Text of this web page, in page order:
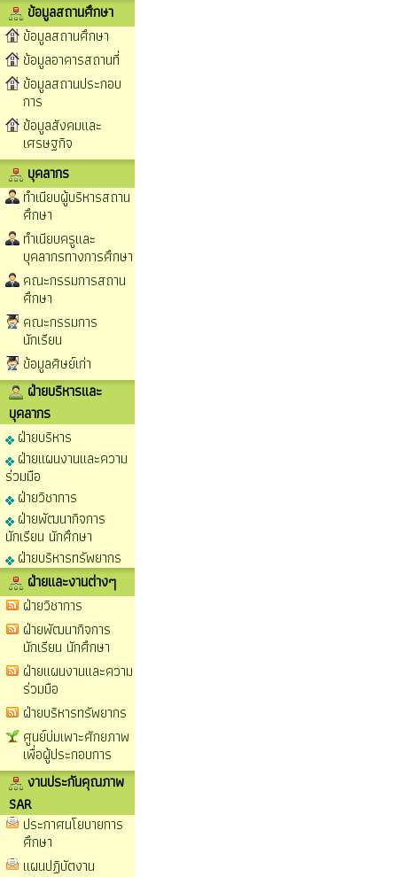
ข้อมูลสถานศึกษา
ข้อมูลสถานศึกษา
ข้อมูลอาคารสถานที่
ข้อมูลสถานประกอบ
การ
ข้อมูลสังคมและ
เศรษฐกิจ
บุคลากร
ทำเนียบผู้บริหารสถาน
ศึกษา
ทำเนียบครูและ
บุคลากรทางการศึกษา
คณะกรรมการสถาน
ศึกษา
คณะกรรมการ
นักเรียน
ข้อมูลศิษย์เก่า
ฝ่ายบริหารและ
บุคลากร
ฝ่ายบริหาร
ฝ่ายแผนงานและความ
ร่วมมือ
ฝ่ายวิชาการ
ฝ่ายพัฒนากิจการ
นักเรียน นักศึกษา
ฝ่ายบริหารทรัพยากร
ฝ่ายและงานต่างๆ
ฝ่ายวิชาการ
ฝ่ายพัฒนากิจการ
นักเรียน นักศึกษา
ฝ่ายแผนงานและความ
ร่วมมือ
ฝ่ายบริหารทรัพยากร
ศูนย์บ่มเพาะศักยภาพ
เพื่อผู้ประกอบการ
งานประกันคุณภาพ
SAR
ประกาศนโยบายการ
ศึกษา
แผนปฏิบัตงาน